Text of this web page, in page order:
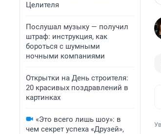
Целителя
Послушал музыку — получил
штраф: инструкция, как
бороться с шумными
ночными компаниями
Открытки на День строителя:
20 красивых поздравлений в
картинках
«Это всего лишь шоу»: в
чем секрет успеха «Друзей»,